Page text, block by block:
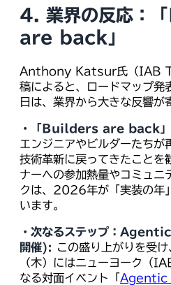
4. 業界の反応：
are back」
Anthony Katsur氏（IAB
稿によると、ロードマップ発
日は、業界から大きな反響が
・「Builders are back」
エンジニアやビルダーたち
技術革新に戻ってきたことを
ナーへの参加熱量やコミュニ
クは、2026年が「実装の年
います。
・次なるステップ：
開催):
この盛り上がりを受
（木）にはニューヨーク（
なる対面イベント「 Agentic